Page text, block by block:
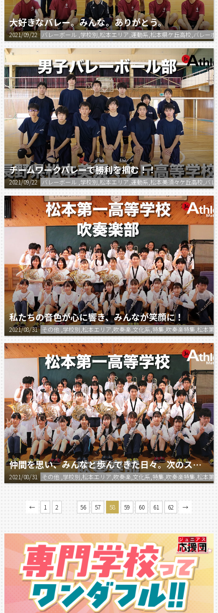
大好きなバレー。みんな。ありがとう。
2021/09/22 バレーボール ,学校別,松本エリア,運動系,松本県ケ丘高校,バレーボ
チームワークバレーで勝利を掴む！！
2021/09/22 バレーボール ,学校別,松本エリア,運動系,松本美須々ケ丘高校,バ
私たちの音色が心に響き、みんなが笑顔に！
2021/08/31 その他 ,学校別,松本エリア,吹奏楽,文化系,特集,吹奏楽特集,松本第
仲間を思い、みんなと歩んできた日々。次のステージでも私らしく。
2021/08/31 その他 ,学校別,松本エリア,吹奏楽,文化系,特集,吹奏楽特集,松本第
← 1 2 56 57 58 59 60 61 62 →